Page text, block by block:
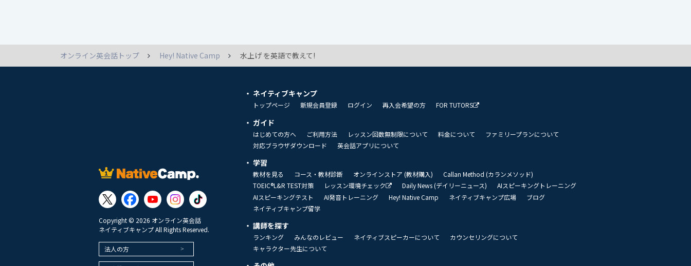
オンライン英会話トップ Hey! Native Camp 水上げ を英語で教えて!
Copyright © 2026 オンライン英会話
ネイティブキャンプ All Rights Reserved.
法人の方
ネイティブキャンプ
トップページ 新規会員登録 ログイン 再入会希望の方 FOR TUTORS
ガイド
はじめての方へ ご利用方法 レッスン回数無制限について 料金について
ファミリープランについて
対応ブラウザダウンロード
英会話アプリについて
学習
教材を見る コース・教材診断 オンラインストア (教材購入)
Callan Method (カランメソッド)
TOEIC®L&R TEST対策
レッスン環境チェック Daily News (デイリーニュース)
AIスピーキングトレーニング
AIスピーキングテスト
AI発音トレーニング Hey! Native Camp ネイティブキャンプ広場
ブログ
ネイティブキャンプ留学
講師を探す
ランキング みんなのレビュー ネイティブスピーカーについて
カウンセリングについて
キャラクター先生について